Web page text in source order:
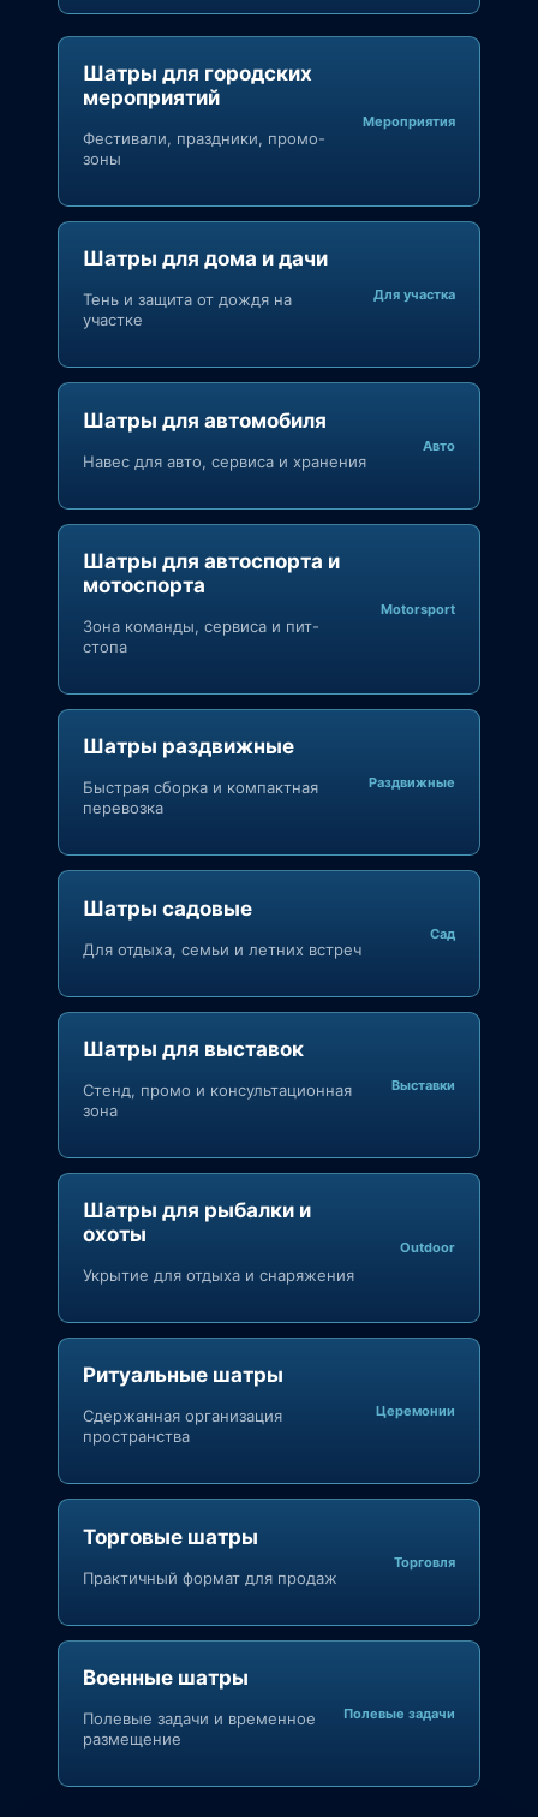
Шатры для городских
мероприятий
Фестивали, праздники, промо-
зоны
Мероприятия
Шатры для дома и дачи
Тень и защита от дождя на
участке
Для участка
Шатры для автомобиля
Навес для авто, сервиса и хранения
Авто
Шатры для автоспорта и
мотоспорта
Зона команды, сервиса и пит-
стопа
Motorsport
Шатры раздвижные
Быстрая сборка и компактная
перевозка
Раздвижные
Шатры садовые
Для отдыха, семьи и летних встреч
Сад
Шатры для выставок
Стенд, промо и консультационная
зона
Выставки
Шатры для рыбалки и
охоты
Укрытие для отдыха и снаряжения
Outdoor
Ритуальные шатры
Сдержанная организация
пространства
Церемонии
Торговые шатры
Практичный формат для продаж
Торговля
Военные шатры
Полевые задачи и временное
размещение
Полевые задачи